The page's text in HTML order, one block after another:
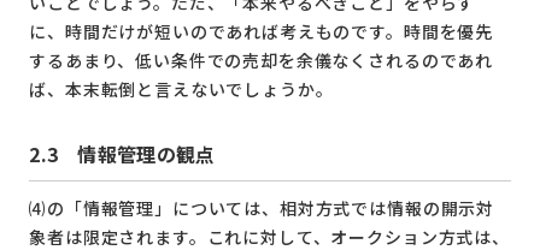
に、時間だけが短いのであれば考えものです。時間を優先
するあまり、低い条件での売却を余儀なくされるのであれ
ば、本末転倒と言えないでしょうか。
2.3 情報管理の観点
⑷の「情報管理」については、相対方式では情報の開示対
象者は限定されます。これに対して、オークション方式は、